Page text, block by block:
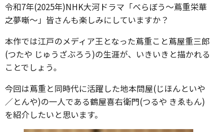
令和7年(2025年)NHK大河ドラマ「べらぼう～蔦重栄華
之夢噺～」皆さんも楽しみにしていますか？
本作では江戸のメディア王となった蔦重こと蔦屋重三郎
(つたや じゅうざぶろう)の生涯が、いきいきと描かれる
ことでしょう。
今回は蔦重と同時代に活躍した地本問屋(じほんといや
／とんや)の一人である鶴屋喜右衛門(つるや きゑもん)
を紹介したいと思います。